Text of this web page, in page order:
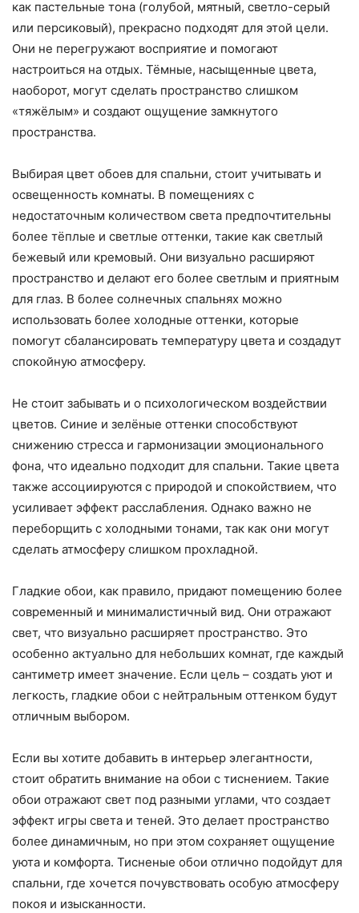
как пастельные тона (голубой, мятный, светло-серый
или персиковый), прекрасно подходят для этой цели.
Они не перегружают восприятие и помогают
настроиться на отдых. Тёмные, насыщенные цвета,
наоборот, могут сделать пространство слишком
«тяжёлым» и создают ощущение замкнутого
пространства.
Выбирая цвет обоев для спальни, стоит учитывать и
освещенность комнаты. В помещениях с
недостаточным количеством света предпочтительны
более тёплые и светлые оттенки, такие как светлый
бежевый или кремовый. Они визуально расширяют
пространство и делают его более светлым и приятным
для глаз. В более солнечных спальнях можно
использовать более холодные оттенки, которые
помогут сбалансировать температуру цвета и создадут
спокойную атмосферу.
Не стоит забывать и о психологическом воздействии
цветов. Синие и зелёные оттенки способствуют
снижению стресса и гармонизации эмоционального
фона, что идеально подходит для спальни. Такие цвета
также ассоциируются с природой и спокойствием, что
усиливает эффект расслабления. Однако важно не
переборщить с холодными тонами, так как они могут
сделать атмосферу слишком прохладной.
Гладкие обои, как правило, придают помещению более
современный и минималистичный вид. Они отражают
свет, что визуально расширяет пространство. Это
особенно актуально для небольших комнат, где каждый
сантиметр имеет значение. Если цель – создать уют и
легкость, гладкие обои с нейтральным оттенком будут
отличным выбором.
Если вы хотите добавить в интерьер элегантности,
стоит обратить внимание на обои с тиснением. Такие
обои отражают свет под разными углами, что создает
эффект игры света и теней. Это делает пространство
более динамичным, но при этом сохраняет ощущение
уюта и комфорта. Тисненые обои отлично подойдут для
спальни, где хочется почувствовать особую атмосферу
покоя и изысканности.